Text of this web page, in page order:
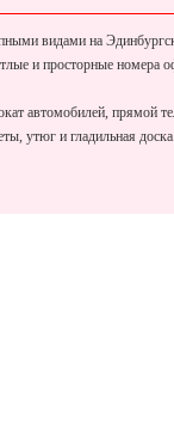
видами на
и просторные номера
автомобилей, прямой
утюг и гладильная доска.